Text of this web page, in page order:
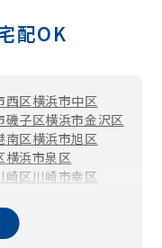
配OK
西区横浜市中区
磯子区横浜市金沢区
南区横浜市旭区
横浜市泉区
崎区川崎市幸区
相模原市中央区
平塚市